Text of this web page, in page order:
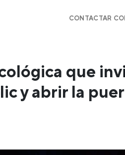
CONTACTAR
que
y abrir la